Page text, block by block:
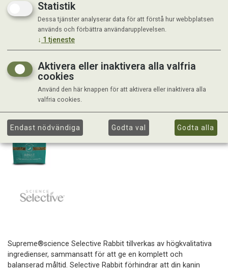
Supreme®science Selective Rabbit tillverkas av högkvalitativa
ingredienser, sammansatt för att ge en komplett och
balanserad måltid. Selective Rabbit förhindrar att din kanin
Statistik
Dessa tjänster analyserar data för att förstå hur webbplatsen
används och förbättra användarupplevelsen.
↓ 1 tjeneste
Aktivera eller inaktivera alla valfria
cookies
Använd den här knappen för att aktivera eller inaktivera alla
valfria cookies.
Endast nödvändiga Godta val Godta alla